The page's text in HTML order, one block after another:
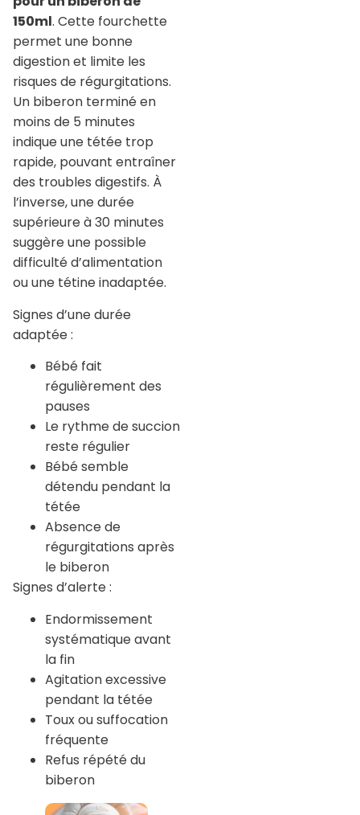
150ml. Cette fourchette
permet une bonne
digestion et limite les
risques de régurgitations.
Un biberon terminé en
moins de 5 minutes
indique une tétée trop
rapide, pouvant entraîner
des troubles digestifs. À
l’inverse, une durée
supérieure à 30 minutes
suggère une possible
difficulté d’alimentation
ou une tétine inadaptée.
Signes d’une durée
adaptée :
Bébé fait
régulièrement des
pauses
Le rythme de succion
reste régulier
Bébé semble
détendu pendant la
tétée
Absence de
régurgitations après
le biberon
Signes d’alerte :
Endormissement
systématique avant
la fin
Agitation excessive
pendant la tétée
Toux ou suffocation
fréquente
Refus répété du
biberon